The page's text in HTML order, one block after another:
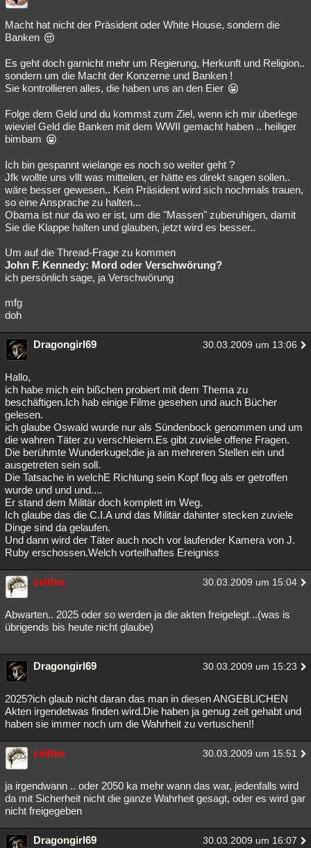
Macht hat nicht der Präsident oder White House, sondern die
Banken
Es geht doch garnicht mehr um Regierung, Herkunft und Religion..
sondern um die Macht der Konzerne und Banken !
Sie kontrollieren alles, die haben uns an den Eier
Folge dem Geld und du kommst zum Ziel, wenn ich mir überlege
wieviel Geld die Banken mit dem WWII gemacht haben .. heiliger
bimbam
Ich bin gespannt wielange es noch so weiter geht ?
Jfk wollte uns vllt was mitteilen, er hätte es direkt sagen sollen..
wäre besser gewesen.. Kein Präsident wird sich nochmals trauen,
so eine Ansprache zu halten...
Obama ist nur da wo er ist, um die "Massen" zuberuhigen, damit
Sie die Klappe halten und glauben, jetzt wird es besser..
Um auf die Thread-Frage zu kommen
John F. Kennedy: Mord oder Verschwörung?
ich persönlich sage, ja Verschwörung
mfg
doh
Dragongirl69 30.03.2009 um 13:06
Hallo,
ich habe mich ein bißchen probiert mit dem Thema zu
beschäftigen.Ich hab einige Filme gesehen und auch Bücher
gelesen.
ich glaube Oswald wurde nur als Sündenbock genommen und um
die wahren Täter zu verschleiern.Es gibt zuviele offene Fragen.
Die berühmte Wunderkugel;die ja an mehreren Stellen ein und
ausgetreten sein soll.
Die Tatsache in welchE Richtung sein Kopf flog als er getroffen
wurde und und und....
Er stand dem Militär doch komplett im Weg.
Ich glaube das die C.I.A und das Militär dahinter stecken zuviele
Dinge sind da gelaufen.
Und dann wird der Täter auch noch vor laufender Kamera von J.
Ruby erschossen.Welch vorteilhaftes Ereigniss
zeitlos 30.03.2009 um 15:04
Abwarten.. 2025 oder so werden ja die akten freigelegt ..(was is
übrigends bis heute nicht glaube)
Dragongirl69 30.03.2009 um 15:23
2025?ich glaub nicht daran das man in diesen ANGEBLICHEN
Akten irgendetwas finden wird.Die haben ja genug zeit gehabt und
haben sie immer noch um die Wahrheit zu vertuschen!!
zeitlos 30.03.2009 um 15:51
ja irgendwann .. oder 2050 ka mehr wann das war, jedenfalls wird
da mit Sicherheit nicht die ganze Wahrheit gesagt, oder es wird gar
nicht freigegeben
Dragongirl69 30.03.2009 um 16:07